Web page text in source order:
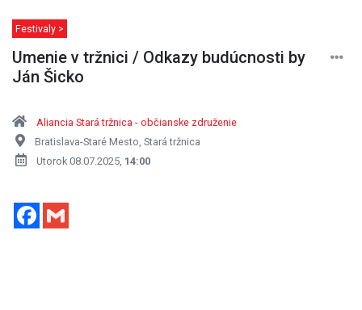
Festivaly >
Umenie v tržnici / Odkazy budúcnosti by
Ján Šicko
Aliancia Stará tržnica - občianske združenie
Bratislava-Staré Mesto, Stará tržnica
Utorok 08.07.2025, 14:00
Facebook